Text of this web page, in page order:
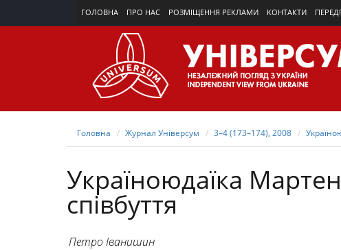
ГОЛОВНА ПРО НАС РОЗМІЩЕННЯ РЕКЛАМИ КОНТАКТИ
Головна Журнал Універсум 3–4 (173–174), 2008
Україноюдаїка
співбуття
Петро Іванишин